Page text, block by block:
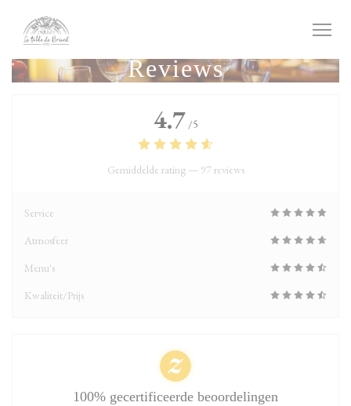
Reviews
4.7 /5
Gemiddelde rating — 97 reviews
Service
Atmosfeer
Menu's
Kwaliteit/Prijs
100% gecertificeerde beoordelingen